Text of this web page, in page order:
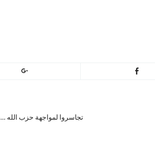
تجاسروا لمواجهة حزب الله